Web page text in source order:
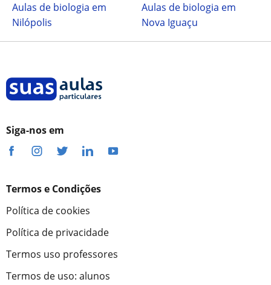
Aulas de biologia em
Nilópolis
Aulas de biologia em
Nova Iguaçu
Siga-nos em
Termos e Condições
Política de cookies
Política de privacidade
Termos uso professores
Termos de uso: alunos